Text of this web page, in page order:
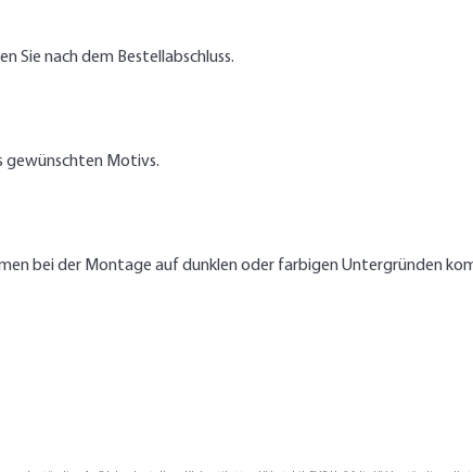
Sie nach dem Bestellabschluss.
gewünschten Motivs.
bei der Montage auf dunklen oder farbigen Untergründen